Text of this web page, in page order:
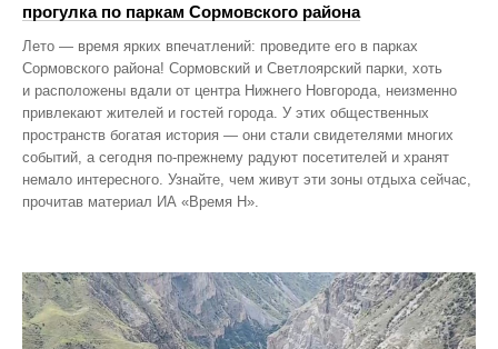
прогулка по паркам Сормовского района
Лето — время ярких впечатлений: проведите его в парках
Сормовского района! Сормовский и Светлоярский парки, хоть
и расположены вдали от центра Нижнего Новгорода, неизменно
привлекают жителей и гостей города. У этих общественных
пространств богатая история — они стали свидетелями многих
событий, а сегодня по‑прежнему радуют посетителей и хранят
немало интересного. Узнайте, чем живут эти зоны отдыха сейчас,
прочитав материал ИА «Время Н».